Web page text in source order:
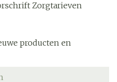
Zorgtarieven
producten en